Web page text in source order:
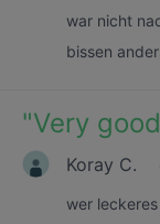
war nicht
bissen
"Very good
Koray C.
wer